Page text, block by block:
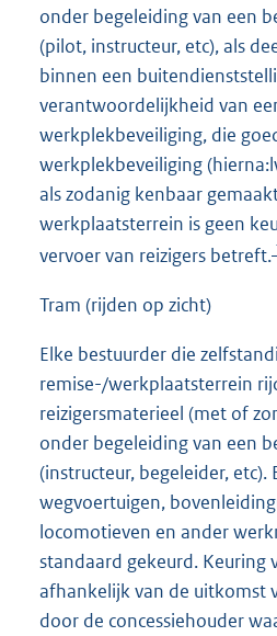
onder begeleiding van een
(pilot, instructeur, etc), als
binnen een
verantwoordelijkheid van
werkplekbeveiliging, die
werkplekbeveiliging
als zodanig kenbaar
werkplaatsterrein is geen
vervoer van reizigers betreft.
Tram (rijden op zicht)
Elke bestuurder die
remise-/werkplaatsterrein
reizigersmaterieel (met of
onder begeleiding van een
(instructeur, begeleider, etc).
wegvoertuigen,
locomotieven en ander
standaard gekeurd. Keuring
afhankelijk van de uitkomst
door de concessiehouder